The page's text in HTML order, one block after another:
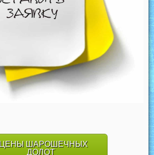
ЦЕНЫ ШАРОШЕЧНЫХ
ДОЛОТ